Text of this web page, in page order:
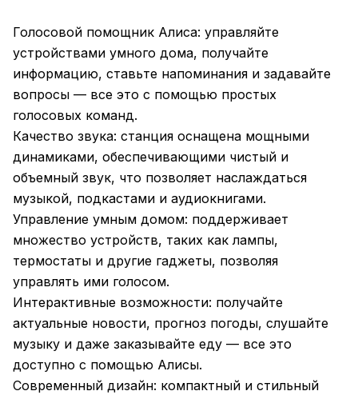
Голосовой помощник Алиса: управляйте
устройствами умного дома, получайте
информацию, ставьте напоминания и задавайте
вопросы — все это с помощью простых
голосовых команд.
Качество звука: станция оснащена мощными
динамиками, обеспечивающими чистый и
объемный звук, что позволяет наслаждаться
музыкой, подкастами и аудиокнигами.
Управление умным домом: поддерживает
множество устройств, таких как лампы,
термостаты и другие гаджеты, позволяя
управлять ими голосом.
Интерактивные возможности: получайте
актуальные новости, прогноз погоды, слушайте
музыку и даже заказывайте еду — все это
доступно с помощью Алисы.
Современный дизайн: компактный и стильный